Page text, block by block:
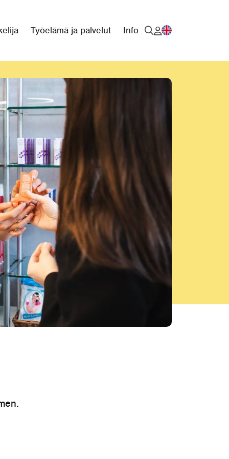
Työelämä ja palvelut Info